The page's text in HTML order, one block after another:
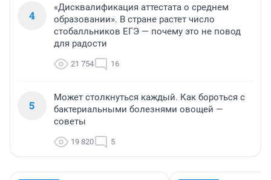
4
«Дисквалификация аттестата о среднем
образовании». В стране растет число
стобалльников ЕГЭ — почему это не повод
для радости
21 754 16
5
Может столкнуться каждый. Как бороться с
бактериальными болезнями овощей —
советы
19 820 5